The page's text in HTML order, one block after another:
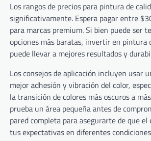
Los rangos de precios para pintura de
significativamente. Espera pagar entre
para marcas premium. Si bien puede ser
opciones más baratas, invertir en pintura
puede llevar a mejores resultados y
Los consejos de aplicación incluyen usar
mejor adhesión y vibración del color,
la transición de colores más oscuros a
prueba un área pequeña antes de
pared completa para asegurarte de que el
tus expectativas en diferentes